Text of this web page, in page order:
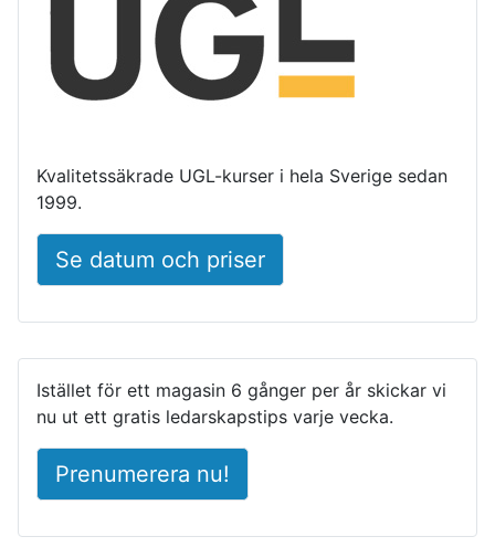
Kvalitetssäkrade UGL-kurser i hela Sverige sedan
1999.
Se datum och priser
Istället för ett magasin 6 gånger per år skickar vi
nu ut ett gratis ledarskapstips varje vecka.
Prenumerera nu!